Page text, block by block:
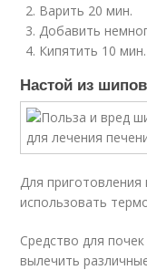
Варить 20 мин.
Добавить
Кипятить 10 мин.
Настой из
Для
использовать
Средство для
вылечить